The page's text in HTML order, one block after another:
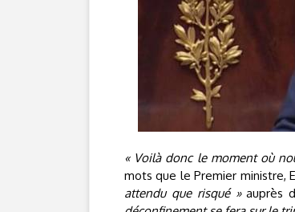
« Voilà donc le moment où
mots que le Premier ministre,
attendu que risqué »auprès